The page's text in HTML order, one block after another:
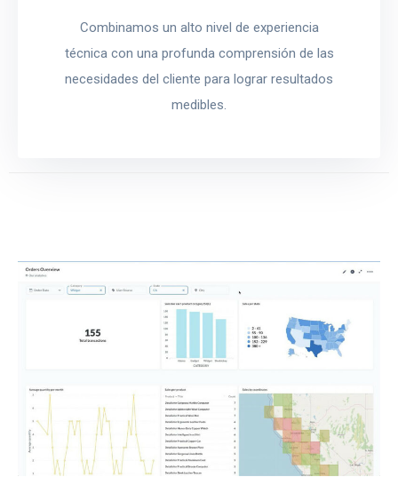
Combinamos un alto nivel de experiencia
técnica con una profunda comprensión de las
necesidades del cliente para lograr resultados
medibles.